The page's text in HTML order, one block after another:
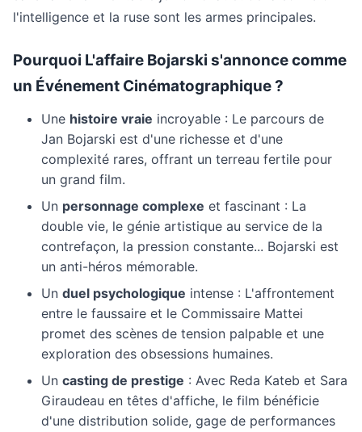
l'intelligence et la ruse sont les armes principales.
Pourquoi L'affaire Bojarski s'annonce comme
un Événement Cinématographique ?
Une histoire vraie incroyable : Le parcours de
Jan Bojarski est d'une richesse et d'une
complexité rares, offrant un terreau fertile pour
un grand film.
Un personnage complexe et fascinant : La
double vie, le génie artistique au service de la
contrefaçon, la pression constante... Bojarski est
un anti-héros mémorable.
Un duel psychologique intense : L'affrontement
entre le faussaire et le Commissaire Mattei
promet des scènes de tension palpable et une
exploration des obsessions humaines.
Un casting de prestige : Avec Reda Kateb et Sara
Giraudeau en têtes d'affiche, le film bénéficie
d'une distribution solide, gage de performances